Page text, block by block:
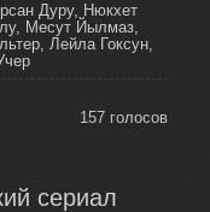
Дуру, Нюкхет
Месут Йылмаз,
Лейла Гоксун,
157 голосов
сериал